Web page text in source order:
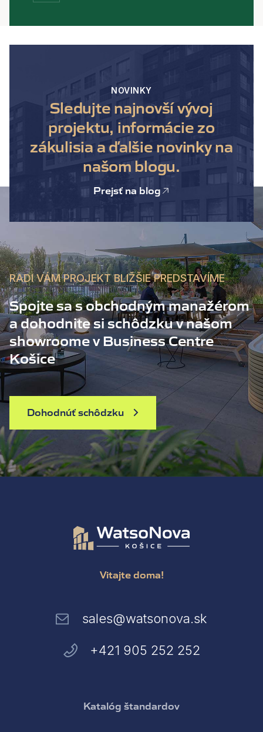
NOVINKY
Sledujte najnovší vývoj
projektu, informácie zo
zákulisia a ďalšie novinky na
našom blogu.
Prejsť na blog
RADI VÁM PROJEKT BLIŽŠIE PREDSTAVÍME
Spojte sa s obchodným manažérom
a dohodnite si schôdzku v našom
showroome v Business Centre
Košice
Dohodnúť schôdzku
Vitajte doma!
sales@watsonova.sk
+421 905 252 252
Katalóg štandardov